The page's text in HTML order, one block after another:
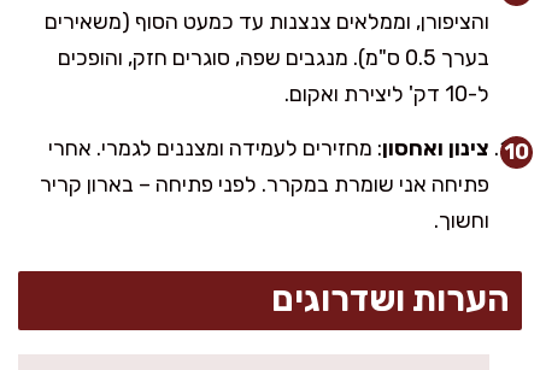
והציפורן, וממלאים צנצנות עד כמעט הסוף (משאירים
בערך 0.5 ס"מ). מנגבים שפה, סוגרים חזק, והופכים
ל-10 דק' ליצירת ואקום.
צינון ואחסון: מחזירים לעמידה ומצננים לגמרי. אחרי
פתיחה אני שומרת במקרר. לפני פתיחה – בארון קריר
וחשוך.
הערות ושדרוגים